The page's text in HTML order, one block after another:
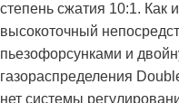
степень сжатия 10:1. Как
высокоточный
пьезофорсунками и
газораспределения
нет системы